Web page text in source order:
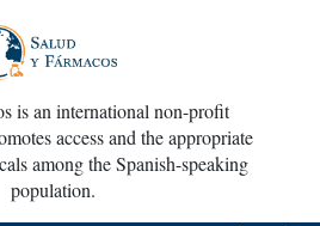
is an international non-profit
access and the appropriate
among the Spanish-speaking
population.